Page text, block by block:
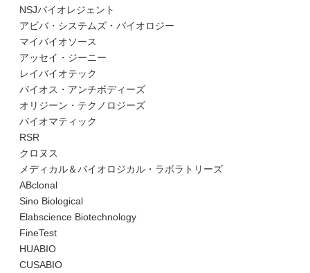
NSJバイオレジェント
アビバ・システムズ・バイオロジー
マイバイオソース
アッセイ・ジーニー
レイバイオテック
バイオス・アンチボディーズ
オリジーン・テクノロジーズ
バイオマティック
RSR
クロヌス
メディカル＆バイオロジカル・ラボラトリーズ
ABclonal
Sino Biological
Elabscience Biotechnology
FineTest
HUABIO
CUSABIO